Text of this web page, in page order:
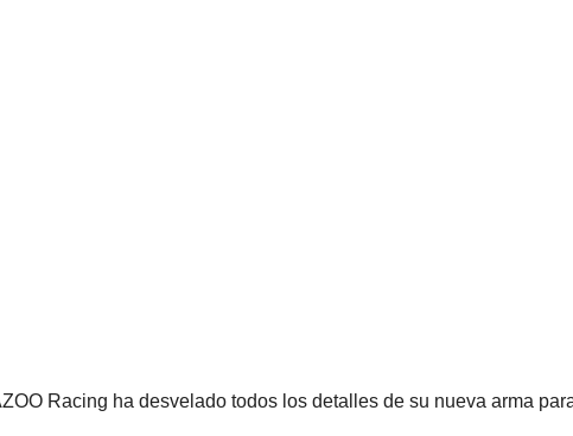
Racing ha desvelado todos los detalles de su nueva arma